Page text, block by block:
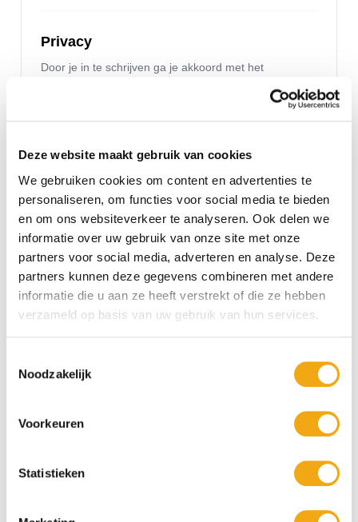
Deze website maakt gebruik van cookies
We gebruiken cookies om content en advertenties te
personaliseren, om functies voor social media te bieden
en om ons websiteverkeer te analyseren. Ook delen we
informatie over uw gebruik van onze site met onze
partners voor social media, adverteren en analyse. Deze
partners kunnen deze gegevens combineren met andere
informatie die u aan ze heeft verstrekt of die ze hebben
verzameld op basis van uw gebruik van hun services.
Noodzakelijk
Voorkeuren
Statistieken
Privacy
Door je in te schrijven ga je akkoord met het
Persoonlijke klantenservice
vakkundige klantenservice klaar.
+10 Jaar dé drankengroothandel
Al sinds 2012 dé (online) drankengroothandel in de Benelux